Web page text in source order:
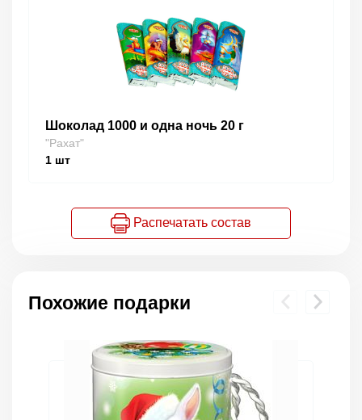
Шоколад 1000 и одна ночь 20 г
"Рахат"
1 шт
Распечатать состав
Похожие подарки